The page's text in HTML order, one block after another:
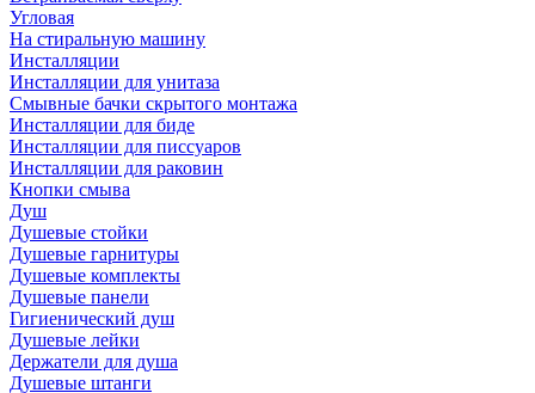
Угловая
На стиральную машину
Инсталляции
Инсталляции для унитаза
Смывные бачки скрытого монтажа
Инсталляции для биде
Инсталляции для писсуаров
Инсталляции для раковин
Кнопки смыва
Душ
Душевые стойки
Душевые гарнитуры
Душевые комплекты
Душевые панели
Гигиенический душ
Душевые лейки
Держатели для душа
Душевые штанги